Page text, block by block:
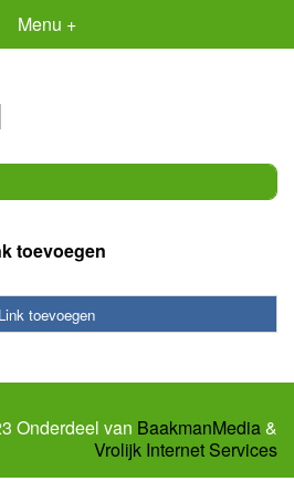
Menu +
toevoegen
Link toevoegen
Onderdeel van BaakmanMedia&
Vrolijk Internet Services